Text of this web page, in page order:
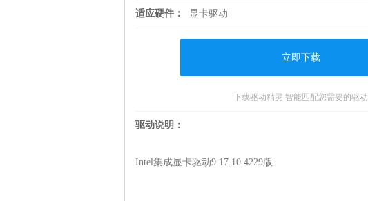
适应硬件： 显卡驱动
立即下载
下载驱动精灵 智能匹配您需要的驱动
驱动说明：
Intel集成显卡驱动9.17.10.4229版